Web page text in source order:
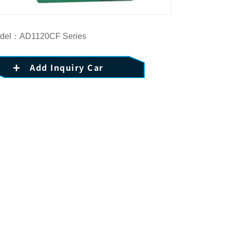
：AD1120CF Series
Add Inquiry Car